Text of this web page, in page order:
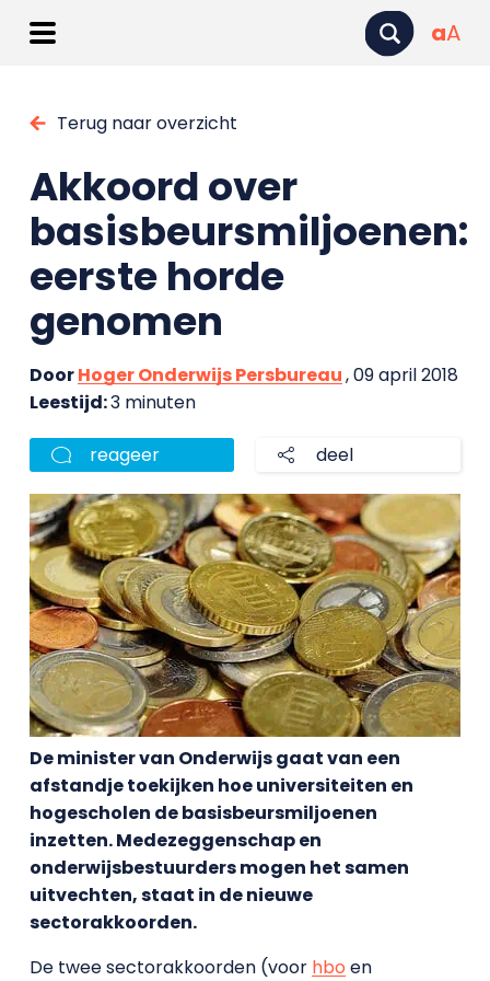
aA
Terug naar overzicht
Akkoord over
basisbeursmiljoenen:
eerste horde
genomen
DoorHoger Onderwijs Persbureau, 09 april 2018
Leestijd:3 minuten
reageer deel
De minister van Onderwijs gaat van een
afstandje toekijken hoe universiteiten en
hogescholen de basisbeursmiljoenen
inzetten. Medezeggenschap en
onderwijsbestuurders mogen het samen
uitvechten, staat in de nieuwe
sectorakkoorden.
De twee sectorakkoorden (voor hbo en